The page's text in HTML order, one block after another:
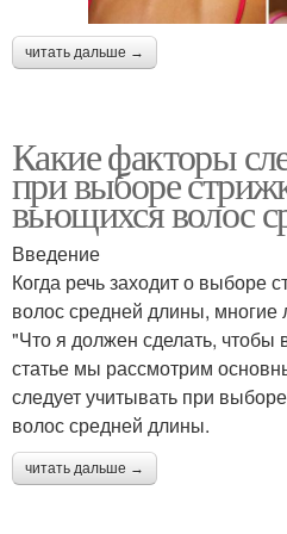
читать дальше →
Какие факторы
при выборе
вьющихся волос
Введение
Когда речь заходит о выборе
волос средней длины,
"Что я должен сделать, чтобы
статье мы рассмотрим
следует учитывать при
волос средней длины.
читать дальше →